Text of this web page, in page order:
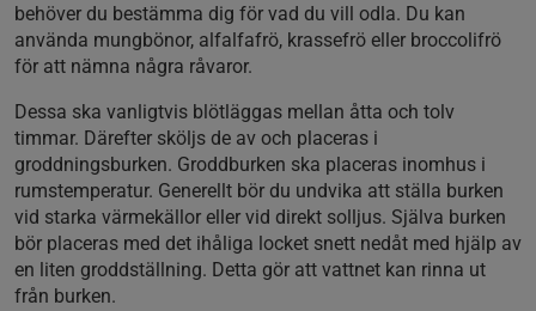
behöver du bestämma dig för vad du vill odla. Du kan
använda mungbönor, alfalfafrö, krassefrö eller broccolifrö
för att nämna några råvaror.
Dessa ska vanligtvis blötläggas mellan åtta och tolv
timmar. Därefter sköljs de av och placeras i
groddningsburken. Groddburken ska placeras inomhus i
rumstemperatur. Generellt bör du undvika att ställa burken
vid starka värmekällor eller vid direkt solljus. Själva burken
bör placeras med det ihåliga locket snett nedåt med hjälp av
en liten groddställning. Detta gör att vattnet kan rinna ut
från burken.